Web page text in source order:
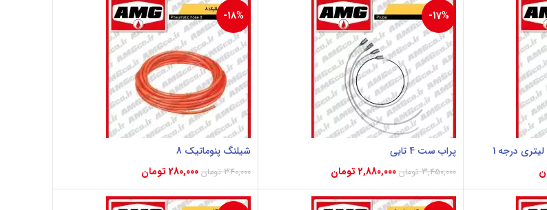
-17%
پراب ست 4 تایی
3,450,000 تومان 2,880,000 تومان
افزودن به سبد خرید
-18%
شیلنگ پنوماتیک 8
340,000 تومان 280,000 تومان
افزودن به سبد خرید